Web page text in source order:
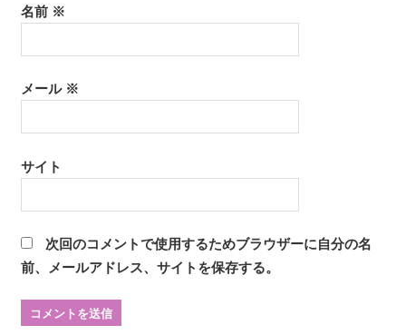
名前 ※
メール ※
サイト
次回のコメントで使用するためブラウザーに自分の名
前、メールアドレス、サイトを保存する。